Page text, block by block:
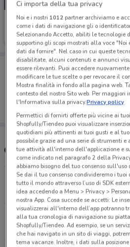
MD
Scade domenica
Porta DoveConviene
Puoi trovare le migliori
salvarle e creare la tua
dal tuo cellulare.
Orari e Negozi MD
Via Roggia Morlana, 6
2.3 km
CHIUSO
Via Aldo Moro, 12 Zanica
2.4 km
CHIUSO
Ci importa della tua privacy
Noi e i nostri 1012partner archiviamo e
come i dati di navigazione gli o
Selezionando Accetto, abiliti le tecnologie
supportino gli scopi mostrati alla voce
dati da fornire". Nel caso in cui queste
disabilitate, alcuni contenuti e annunci
essere rilevanti. Puoi accedere
modificare le tue scelte o per revocare il
Mostra finalità in fondo alla pagina web.
contesto del nostro Sito web. Per maggiori
l'Informativa sulla privacy.Privacy policy
Permettici di fornirti offerte più vicine ai
Shopfully/Tiendeo puoi visualizzare
quotidiani più attinenti ai tuoi gusti e al
possibile grazie ad una serie di strumenti
tue attività all'interno dell'applicazione e
come indicato nel paragrafo 2 della
abbiamo bisogno del tuo consenso
Se dai il tuo consenso condivideremo i
tutto il mondo attraverso l’uso di SDK
idea accedendo a Menu > Privacy >
nostra App. Cosa succede se accetti: Le
visualizzerai all'interno dell’app potranno
alla tua cronologia di navigazione su
Shopfully/Tiendeo. Ad esempio, se un
che hai navigato in un sito di viaggi,
tema vacanze. Inoltre, i dati sulla